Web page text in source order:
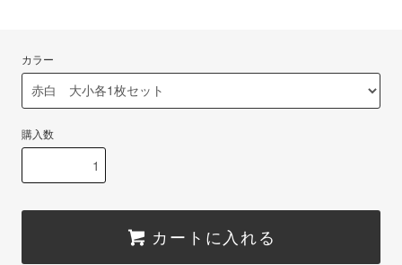
カラー
購入数
カートに入れる